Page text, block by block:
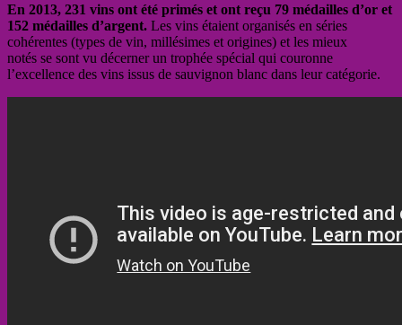
En 2013, 231 vins ont été primés et ont reçu 79 médailles d’or et
152 médailles d’argent. Les vins étaient organisés en séries
cohérentes (types de vin, millésimes et origines) et les mieux
notés se sont vu décerner un trophée spécial qui couronne
l’excellence des vins issus de sauvignon blanc dans leur catégorie.